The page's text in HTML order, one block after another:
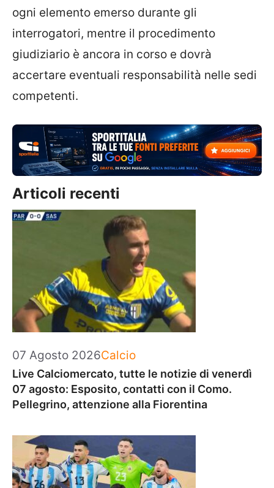
ogni elemento emerso durante gli
interrogatori, mentre il procedimento
giudiziario è ancora in corso e dovrà
accertare eventuali responsabilità nelle sedi
competenti.
Articoli recenti
07 Agosto 2026Categorie
Calcio
Live Calciomercato, tutte le notizie di venerdì
07 agosto: Esposito, contatti con il Como.
Pellegrino, attenzione alla Fiorentina